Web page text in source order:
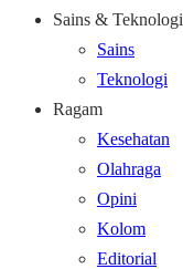
Sains & Teknologi
Sains
Teknologi
Ragam
Kesehatan
Olahraga
Opini
Kolom
Editorial